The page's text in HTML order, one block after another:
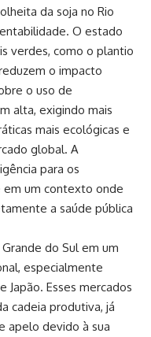
da soja no Rio
O estado
verdes, como o plantio
o impacto
o uso de
alta, exigindo mais
mais ecológicas e
global. A
para os
um contexto onde
a saúde pública
do Sul em um
especialmente
Japão. Esses mercados
cadeia produtiva, já
apelo devido à sua